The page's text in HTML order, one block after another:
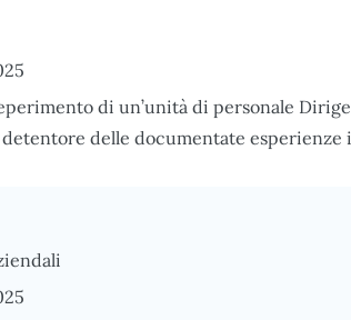
di un’unità di personale
delle documentate esperienze